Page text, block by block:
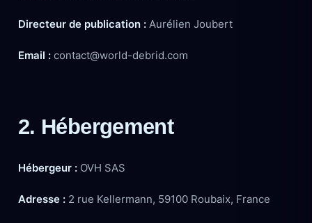
Directeur de publication : Aurélien Joubert
Email : contact@world-debrid.com
2. Hébergement
Hébergeur : OVH SAS
Adresse : 2 rue Kellermann, 59100 Roubaix, France